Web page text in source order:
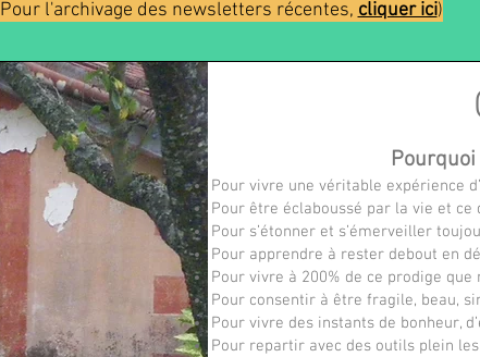
Pour l'archivage des newsletters récentes, cliquer ici)
Pour vivre une véritable expérience
Pour être éclaboussé par la vie et
Pour s’étonner et s’émerveiller
Pour apprendre à rester debout en
Pour vivre à 200% de ce prodige
Pour consentir à être fragile, beau,
Pour vivre des instants de bonheur,
Pour repartir avec des outils plein